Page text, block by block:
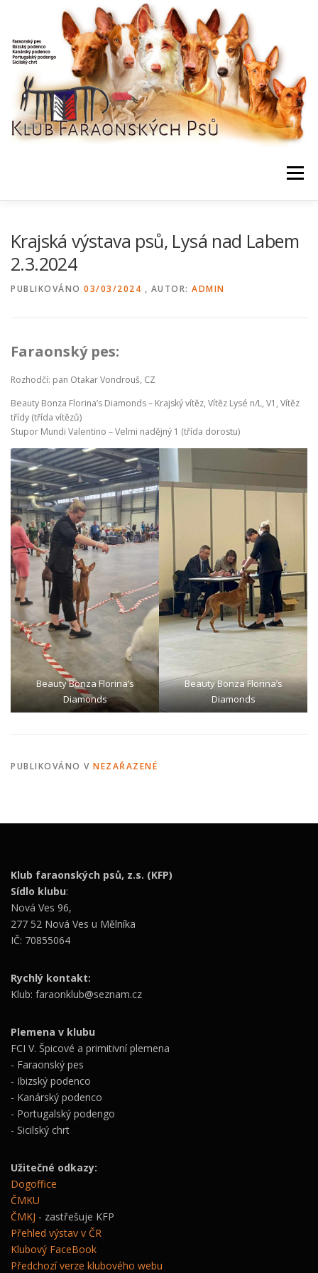
Menu
Krajská výstava psů, Lysá nad Labem
2.3.2024
PUBLIKOVÁNO 03/03/2024 , AUTOR: ADMIN
Faraonský pes:
Rozhodčí: pan Otakar Vondrouš, CZ
Beauty Bonza Florina’s Diamonds – Krajský vítěz, Vítěz Lysé n/L, V1, Vítěz
třídy (třída vítězů)
Stupor Mundi Valentino – Velmi nadějný 1 (třída dorostu)
Beauty Bonza Florina’s
Diamonds
Beauty Bonza Florina’s
Diamonds
PUBLIKOVÁNO V NEZAŘAZENÉ
Klub faraonských psů, z.s. (KFP)
Sídlo klubu:
Nová Ves 96,
277 52 Nová Ves u Mělníka
IČ: 70855064
Rychlý kontakt:
Klub: faraonklub@seznam.cz
Plemena v klubu
FCI V. Špicové a primitivní plemena
- Faraonský pes
- Ibizský podenco
- Kanárský podenco
- Portugalský podengo
- Sicilský chrt
Užitečné odkazy:
Dogoffice
ČMKU
ČMKJ - zastřešuje KFP
Přehled výstav v ČR
Klubový FaceBook
Předchozí verze klubového webu